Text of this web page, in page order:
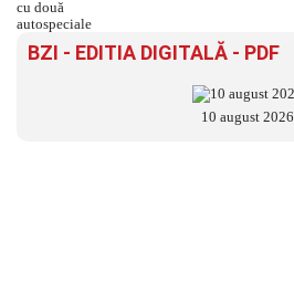
BZI - EDITIA DIGITALĂ - PDF
10 august 2026